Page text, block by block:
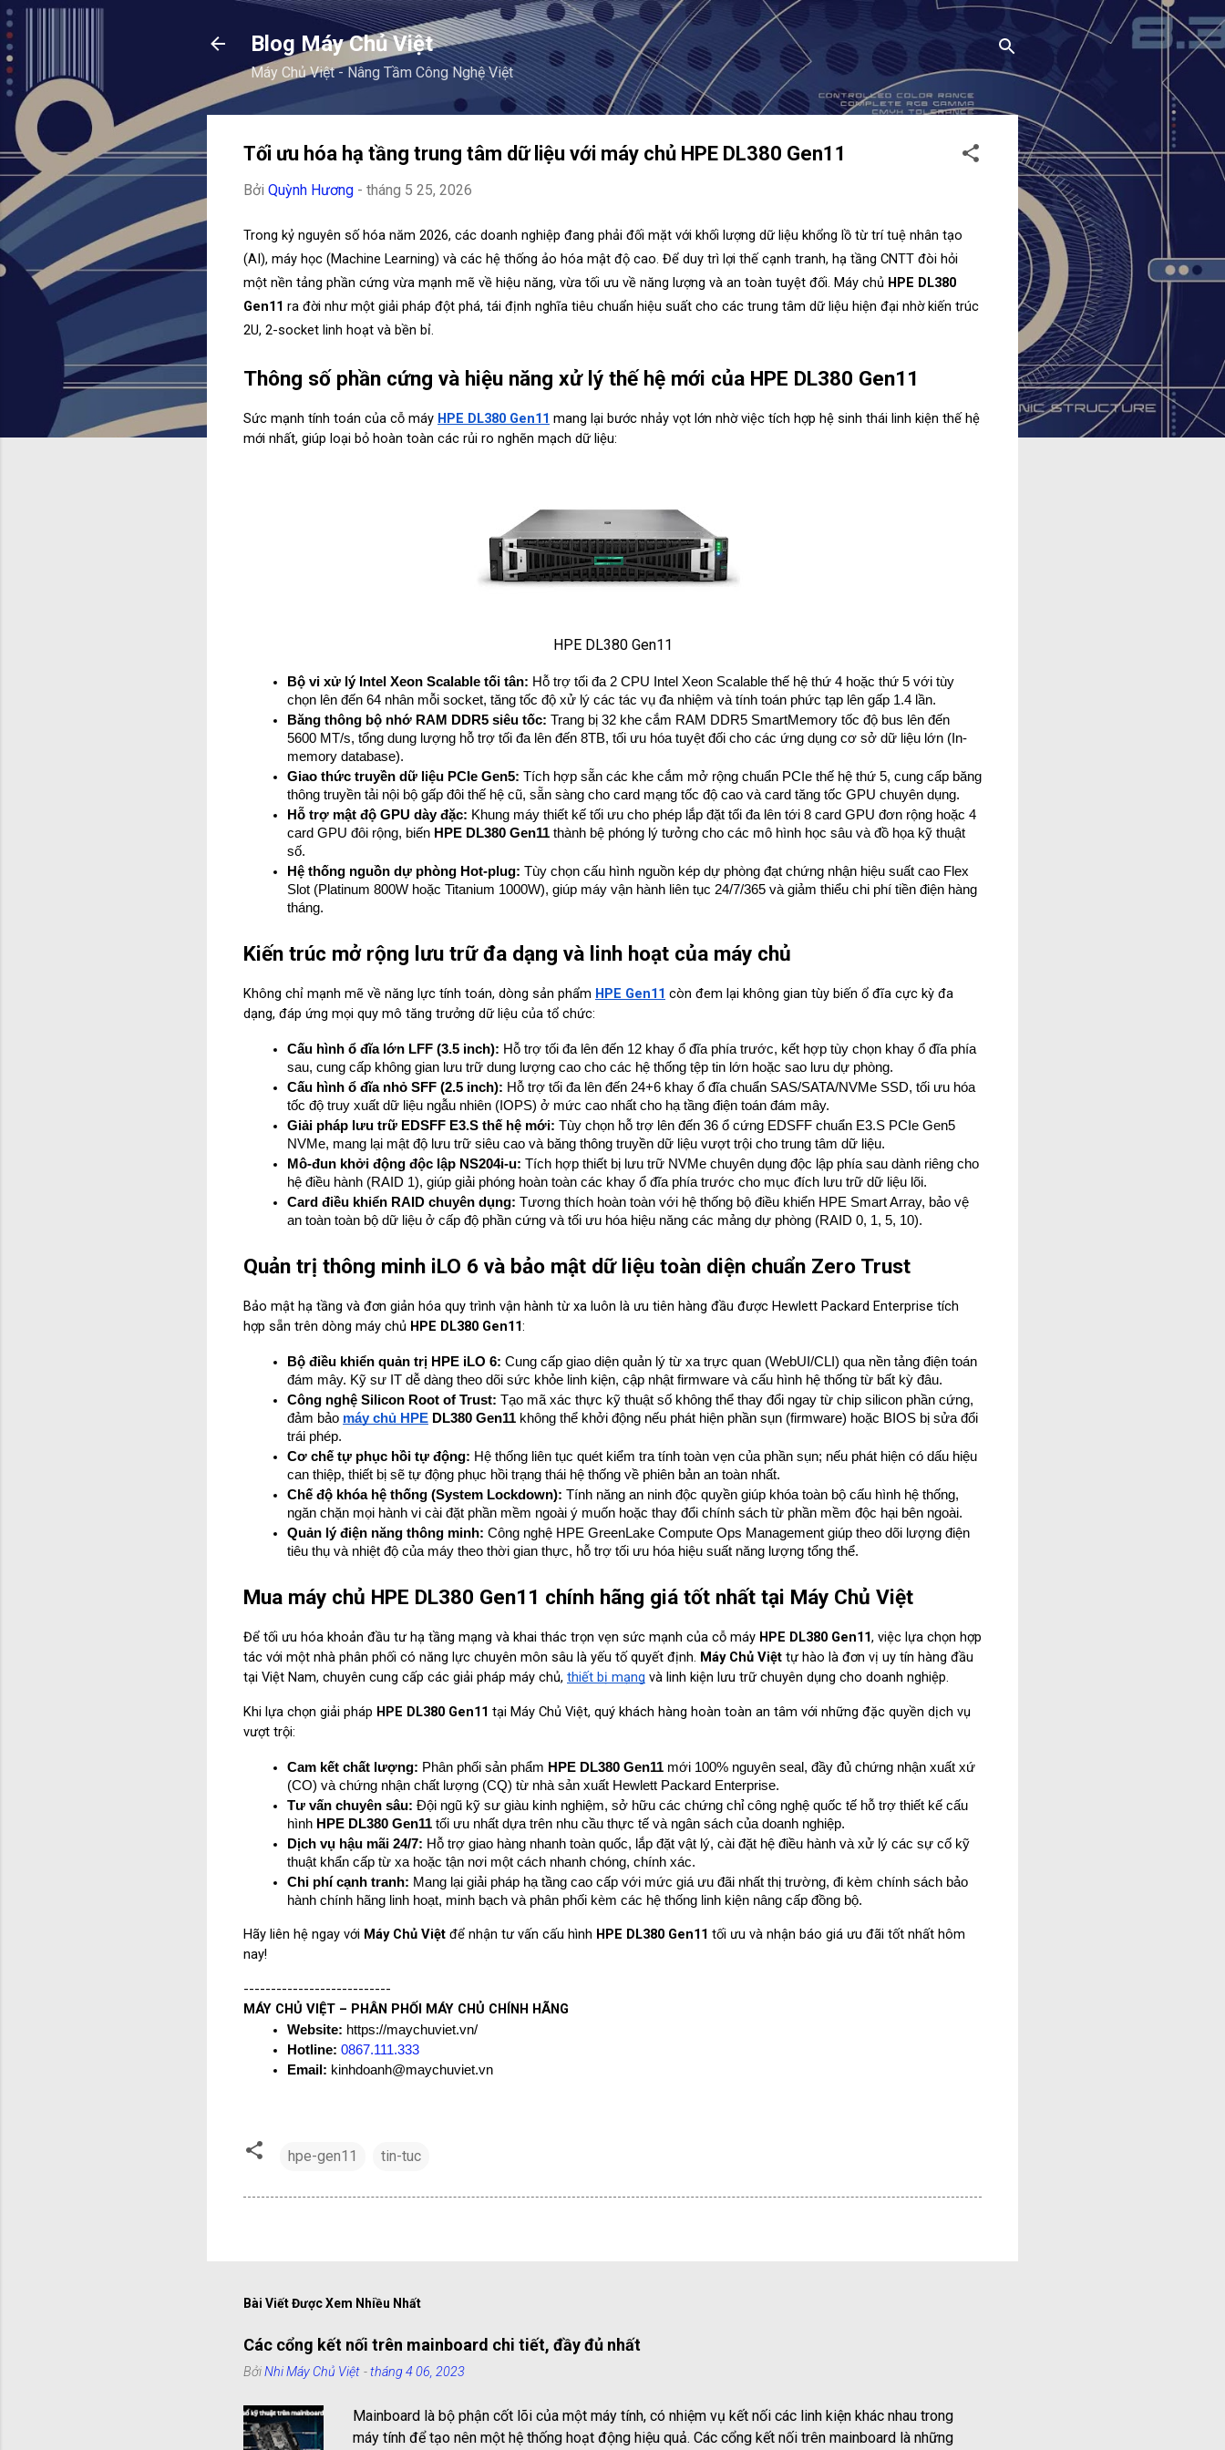
Chuyển đến nội dung chính
Blog Máy Chủ Việt
Máy Chủ Việt - Nâng Tầm Công Nghệ Việt
Tối ưu hóa hạ tầng trung tâm dữ liệu với máy chủ HPE DL380 Gen11
Bởi Quỳnh Hương - tháng 5 25, 2026
Trong kỷ nguyên số hóa năm 2026, các doanh nghiệp đang phải đối mặt với khối lượng dữ liệu khổng lồ từ trí tuệ nhân tạo
(AI), máy học (Machine Learning) và các hệ thống ảo hóa mật độ cao. Để duy trì lợi thế cạnh tranh, hạ tầng CNTT đòi hỏi
một nền tảng phần cứng vừa mạnh mẽ về hiệu năng, vừa tối ưu về năng lượng và an toàn tuyệt đối. Máy chủ HPE DL380
Gen11 ra đời như một giải pháp đột phá, tái định nghĩa tiêu chuẩn hiệu suất cho các trung tâm dữ liệu hiện đại nhờ kiến trúc
2U, 2-socket linh hoạt và bền bỉ.
Thông số phần cứng và hiệu năng xử lý thế hệ mới của HPE DL380 Gen11
Sức mạnh tính toán của cỗ máy HPE DL380 Gen11 mang lại bước nhảy vọt lớn nhờ việc tích hợp hệ sinh thái linh kiện thế hệ
mới nhất, giúp loại bỏ hoàn toàn các rủi ro nghẽn mạch dữ liệu:
HPE DL380 Gen11
Bộ vi xử lý Intel Xeon Scalable tối tân: Hỗ trợ tối đa 2 CPU Intel Xeon Scalable thế hệ thứ 4 hoặc thứ 5 với tùy
chọn lên đến 64 nhân mỗi socket, tăng tốc độ xử lý các tác vụ đa nhiệm và tính toán phức tạp lên gấp 1.4 lần.
Băng thông bộ nhớ RAM DDR5 siêu tốc: Trang bị 32 khe cắm RAM DDR5 SmartMemory tốc độ bus lên đến
5600 MT/s, tổng dung lượng hỗ trợ tối đa lên đến 8TB, tối ưu hóa tuyệt đối cho các ứng dụng cơ sở dữ liệu lớn (In-
memory database).
Giao thức truyền dữ liệu PCIe Gen5: Tích hợp sẵn các khe cắm mở rộng chuẩn PCIe thế hệ thứ 5, cung cấp băng
thông truyền tải nội bộ gấp đôi thế hệ cũ, sẵn sàng cho card mạng tốc độ cao và card tăng tốc GPU chuyên dụng.
Hỗ trợ mật độ GPU dày đặc: Khung máy thiết kế tối ưu cho phép lắp đặt tối đa lên tới 8 card GPU đơn rộng hoặc 4
card GPU đôi rộng, biến HPE DL380 Gen11 thành bệ phóng lý tưởng cho các mô hình học sâu và đồ họa kỹ thuật
số.
Hệ thống nguồn dự phòng Hot-plug: Tùy chọn cấu hình nguồn kép dự phòng đạt chứng nhận hiệu suất cao Flex
Slot (Platinum 800W hoặc Titanium 1000W), giúp máy vận hành liên tục 24/7/365 và giảm thiểu chi phí tiền điện hàng
tháng.
Kiến trúc mở rộng lưu trữ đa dạng và linh hoạt của máy chủ
Không chỉ mạnh mẽ về năng lực tính toán, dòng sản phẩm HPE Gen11 còn đem lại không gian tùy biến ổ đĩa cực kỳ đa
dạng, đáp ứng mọi quy mô tăng trưởng dữ liệu của tổ chức:
Cấu hình ổ đĩa lớn LFF (3.5 inch): Hỗ trợ tối đa lên đến 12 khay ổ đĩa phía trước, kết hợp tùy chọn khay ổ đĩa phía
sau, cung cấp không gian lưu trữ dung lượng cao cho các hệ thống tệp tin lớn hoặc sao lưu dự phòng.
Cấu hình ổ đĩa nhỏ SFF (2.5 inch): Hỗ trợ tối đa lên đến 24+6 khay ổ đĩa chuẩn SAS/SATA/NVMe SSD, tối ưu hóa
tốc độ truy xuất dữ liệu ngẫu nhiên (IOPS) ở mức cao nhất cho hạ tầng điện toán đám mây.
Giải pháp lưu trữ EDSFF E3.S thế hệ mới: Tùy chọn hỗ trợ lên đến 36 ổ cứng EDSFF chuẩn E3.S PCIe Gen5
NVMe, mang lại mật độ lưu trữ siêu cao và băng thông truyền dữ liệu vượt trội cho trung tâm dữ liệu.
Mô-đun khởi động độc lập NS204i-u: Tích hợp thiết bị lưu trữ NVMe chuyên dụng độc lập phía sau dành riêng cho
hệ điều hành (RAID 1), giúp giải phóng hoàn toàn các khay ổ đĩa phía trước cho mục đích lưu trữ dữ liệu lõi.
Card điều khiển RAID chuyên dụng: Tương thích hoàn toàn với hệ thống bộ điều khiển HPE Smart Array, bảo vệ
an toàn toàn bộ dữ liệu ở cấp độ phần cứng và tối ưu hóa hiệu năng các mảng dự phòng (RAID 0, 1, 5, 10).
Quản trị thông minh iLO 6 và bảo mật dữ liệu toàn diện chuẩn Zero Trust
Bảo mật hạ tầng và đơn giản hóa quy trình vận hành từ xa luôn là ưu tiên hàng đầu được Hewlett Packard Enterprise tích
hợp sẵn trên dòng máy chủ HPE DL380 Gen11:
Bộ điều khiển quản trị HPE iLO 6: Cung cấp giao diện quản lý từ xa trực quan (WebUI/CLI) qua nền tảng điện toán
đám mây. Kỹ sư IT dễ dàng theo dõi sức khỏe linh kiện, cập nhật firmware và cấu hình hệ thống từ bất kỳ đâu.
Công nghệ Silicon Root of Trust: Tạo mã xác thực kỹ thuật số không thể thay đổi ngay từ chip silicon phần cứng,
đảm bảo máy chủ HPE DL380 Gen11 không thể khởi động nếu phát hiện phần sụn (firmware) hoặc BIOS bị sửa đổi
trái phép.
Cơ chế tự phục hồi tự động: Hệ thống liên tục quét kiểm tra tính toàn vẹn của phần sụn; nếu phát hiện có dấu hiệu
can thiệp, thiết bị sẽ tự động phục hồi trạng thái hệ thống về phiên bản an toàn nhất.
Chế độ khóa hệ thống (System Lockdown): Tính năng an ninh độc quyền giúp khóa toàn bộ cấu hình hệ thống,
ngăn chặn mọi hành vi cài đặt phần mềm ngoài ý muốn hoặc thay đổi chính sách từ phần mềm độc hại bên ngoài.
Quản lý điện năng thông minh: Công nghệ HPE GreenLake Compute Ops Management giúp theo dõi lượng điện
tiêu thụ và nhiệt độ của máy theo thời gian thực, hỗ trợ tối ưu hóa hiệu suất năng lượng tổng thể.
Mua máy chủ HPE DL380 Gen11 chính hãng giá tốt nhất tại Máy Chủ Việt
Để tối ưu hóa khoản đầu tư hạ tầng mạng và khai thác trọn vẹn sức mạnh của cỗ máy HPE DL380 Gen11, việc lựa chọn hợp
tác với một nhà phân phối có năng lực chuyên môn sâu là yếu tố quyết định. Máy Chủ Việt tự hào là đơn vị uy tín hàng đầu
tại Việt Nam, chuyên cung cấp các giải pháp máy chủ, thiết bị mạng và linh kiện lưu trữ chuyên dụng cho doanh nghiệp.
Khi lựa chọn giải pháp HPE DL380 Gen11 tại Máy Chủ Việt, quý khách hàng hoàn toàn an tâm với những đặc quyền dịch vụ
vượt trội:
Cam kết chất lượng: Phân phối sản phẩm HPE DL380 Gen11 mới 100% nguyên seal, đầy đủ chứng nhận xuất xứ
(CO) và chứng nhận chất lượng (CQ) từ nhà sản xuất Hewlett Packard Enterprise.
Tư vấn chuyên sâu: Đội ngũ kỹ sư giàu kinh nghiệm, sở hữu các chứng chỉ công nghệ quốc tế hỗ trợ thiết kế cấu
hình HPE DL380 Gen11 tối ưu nhất dựa trên nhu cầu thực tế và ngân sách của doanh nghiệp.
Dịch vụ hậu mãi 24/7: Hỗ trợ giao hàng nhanh toàn quốc, lắp đặt vật lý, cài đặt hệ điều hành và xử lý các sự cố kỹ
thuật khẩn cấp từ xa hoặc tận nơi một cách nhanh chóng, chính xác.
Chi phí cạnh tranh: Mang lại giải pháp hạ tầng cao cấp với mức giá ưu đãi nhất thị trường, đi kèm chính sách bảo
hành chính hãng linh hoạt, minh bạch và phân phối kèm các hệ thống linh kiện nâng cấp đồng bộ.
Hãy liên hệ ngay với Máy Chủ Việt để nhận tư vấn cấu hình HPE DL380 Gen11 tối ưu và nhận báo giá ưu đãi tốt nhất hôm
nay!
---------------------------
MÁY CHỦ VIỆT – PHÂN PHỐI MÁY CHỦ CHÍNH HÃNG
Website: https://maychuviet.vn/
Hotline: 0867.111.333
Email: kinhdoanh@maychuviet.vn
hpe-gen11 tin-tuc
Bài Viết Được Xem Nhiều Nhất
Các cổng kết nối trên mainboard chi tiết, đầy đủ nhất
BởiNhi Máy Chủ Việt -tháng 4 06, 2023
Mainboard là bộ phận cốt lõi của một máy tính, có nhiệm vụ kết nối các linh kiện khác nhau trong
máy tính để tạo nên một hệ thống hoạt động hiệu quả. Các cổng kết nối trên mainboard là những